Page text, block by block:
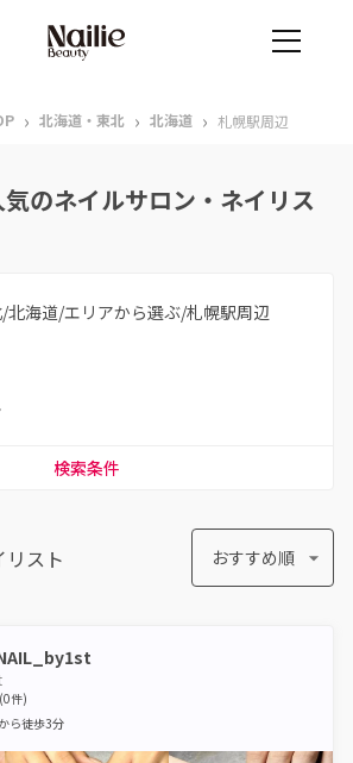
› 北海道・東北 › 北海道 › 札幌駅周辺
のネイルサロン・ネイリス
北海道/エリアから選ぶ/札幌駅周辺
検索条件
リスト おすすめ順
(0件)
から徒歩3分